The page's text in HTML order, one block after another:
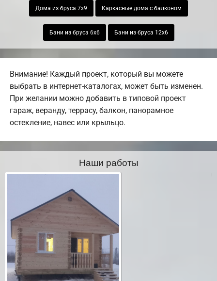
Дома из бруса 7х9 Каркасные дома с балконом
Бани из бруса 6х6 Бани из бруса 12х6
Внимание! Каждый проект, который вы можете
выбрать в интернет-каталогах, может быть изменен.
При желании можно добавить в типовой проект
гараж, веранду, террасу, балкон, панорамное
остекление, навес или крыльцо.
Наши работы